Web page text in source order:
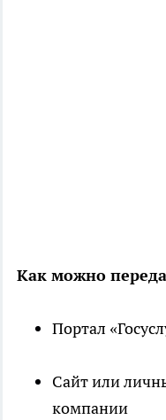
Как можно
Портал
Сайт или
компании